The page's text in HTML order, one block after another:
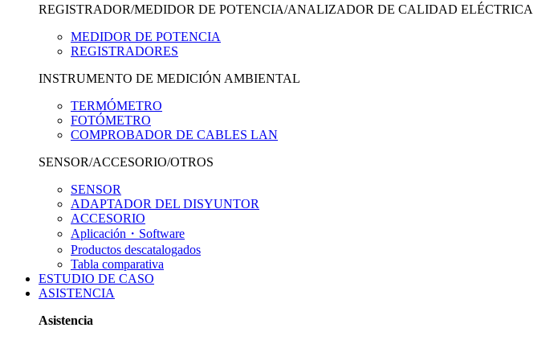
REGISTRADOR/MEDIDOR DE POTENCIA/ANALIZADOR DE CALIDAD ELÉCTRICA
MEDIDOR DE POTENCIA
REGISTRADORES
INSTRUMENTO DE MEDICIÓN AMBIENTAL
TERMÓMETRO
FOTÓMETRO
COMPROBADOR DE CABLES LAN
SENSOR/ACCESORIO/OTROS
SENSOR
ADAPTADOR DEL DISYUNTOR
ACCESORIO
Aplicación・Software
Productos descatalogados
Tabla comparativa
ESTUDIO DE CASO
ASISTENCIA
Asistencia